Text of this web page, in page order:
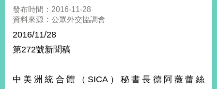
總
合
外
價
外
交
發布時間：2016-11-28
資料來源：公眾外交協調會
2016/11/28
第272號新聞稿
中美洲統合體（SICA）秘書長德阿薇蕾絲